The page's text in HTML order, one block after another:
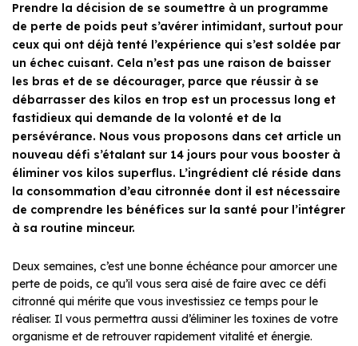
Prendre la décision de se soumettre à un programme
de perte de poids peut s’avérer intimidant, surtout pour
ceux qui ont déjà tenté l’expérience qui s’est soldée par
un échec cuisant. Cela n’est pas une raison de baisser
les bras et de se décourager, parce que réussir à se
débarrasser des kilos en trop est un processus long et
fastidieux qui demande de la volonté et de la
persévérance. Nous vous proposons dans cet article un
nouveau défi s’étalant sur 14 jours pour vous booster à
éliminer vos kilos superflus. L’ingrédient clé réside dans
la consommation d’eau citronnée dont il est nécessaire
de comprendre les bénéfices sur la santé pour l’intégrer
à sa routine minceur.
Deux semaines, c’est une bonne échéance pour amorcer une
perte de poids, ce qu’il vous sera aisé de faire avec ce défi
citronné qui mérite que vous investissiez ce temps pour le
réaliser. Il vous permettra aussi d’éliminer les toxines de votre
organisme et de retrouver rapidement vitalité et énergie.